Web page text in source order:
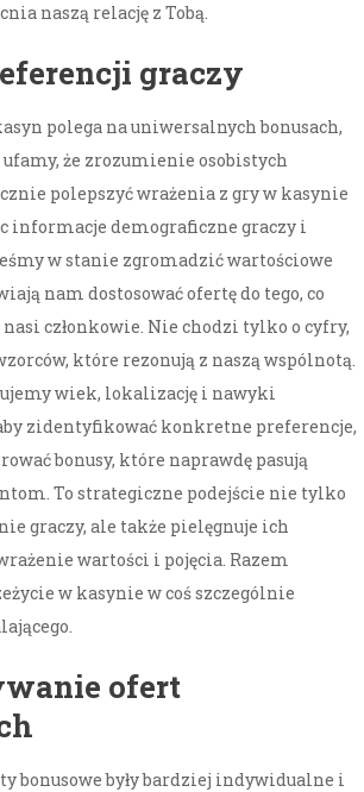
naszą relację z Tobą.
graczy
polega na uniwersalnych bonusach,
ufamy, że zrozumienie osobistych
polepszyć wrażenia z gry w kasynie
informacje demograficzne graczy i
w stanie zgromadzić wartościowe
nam dostosować ofertę do tego, co
członkowie. Nie chodzi tylko o cyfry,
które rezonują z naszą wspólnotą.
wiek, lokalizację i nawyki
zidentyfikować konkretne preferencje,
bonusy, które naprawdę pasują
To strategiczne podejście nie tylko
graczy, ale także pielęgnuje ich
wartości i pojęcia. Razem
w kasynie w coś szczególnie
ofert
bonusowe były bardziej indywidualne i